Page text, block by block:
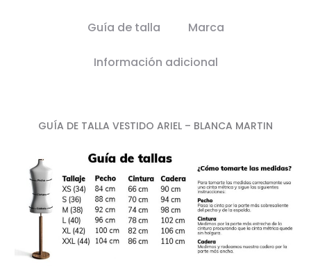
Guía de talla Marca
Información adicional
GUÍA DE TALLA VESTIDO ARIEL – BLANCA MARTIN